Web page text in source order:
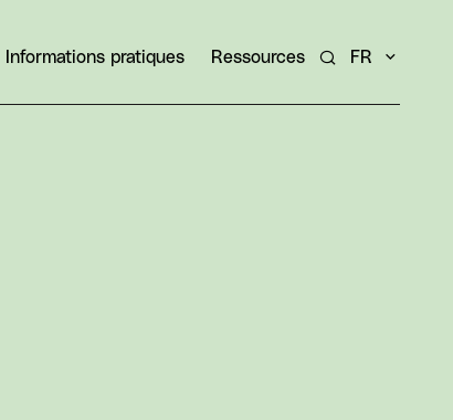
Informations pratiques Ressources Rechercher un
FR